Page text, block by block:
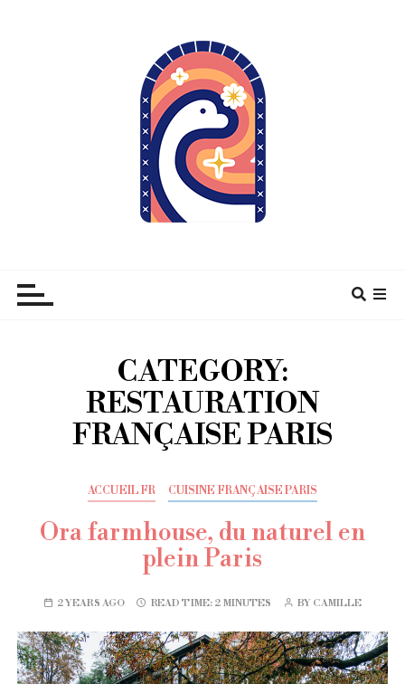
CATEGORY:
RESTAURATION
FRANÇAISE PARIS
ACCUEIL FR CUISINE FRANÇAISE PARIS
Ora farmhouse, du naturel en
plein Paris
2 YEARS AGO READ TIME: 2 MINUTES BY CAMILLE